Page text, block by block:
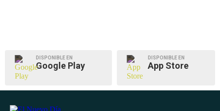
DISPONIBLE EN
Google Play
DISPONIBLE EN
App Store